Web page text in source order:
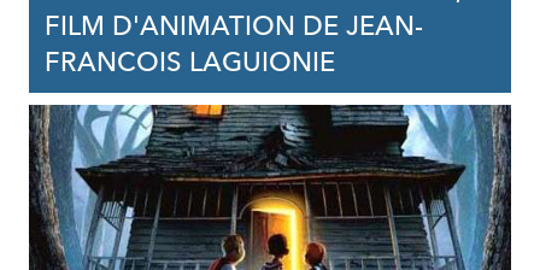
FILM D'ANIMATION DE JEAN-
FRANCOIS LAGUIONIE